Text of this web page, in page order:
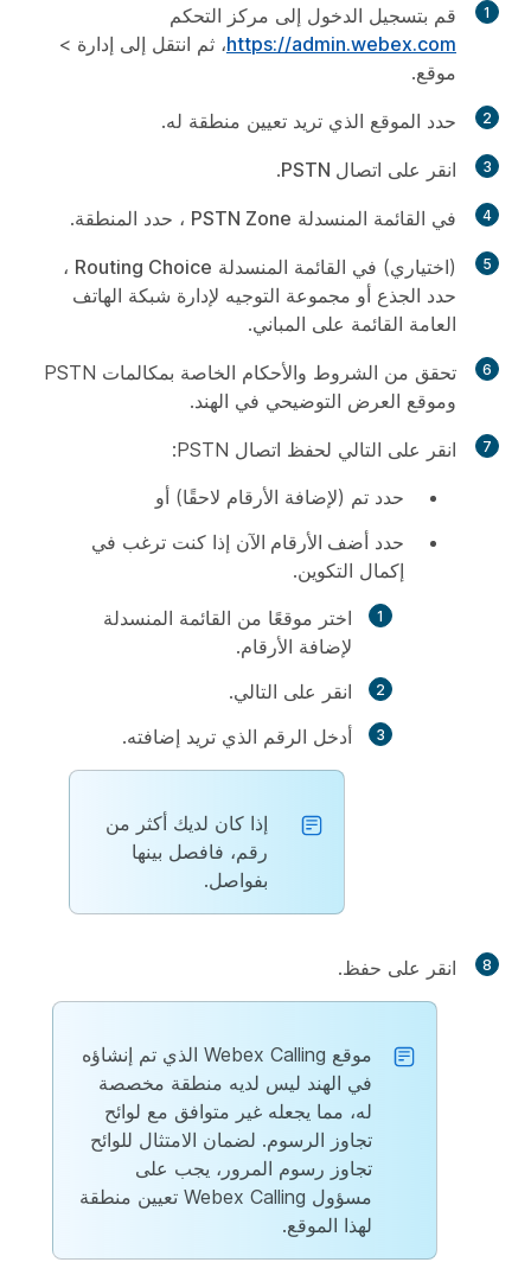
1
قم بتسجيل الدخول إلى مركز التحكم
https://admin.webex.com، ثم انتقل إلى إدارة >
موقع.
2 حدد الموقع الذي تريد تعيين منطقة له.
3 انقر على اتصال PSTN .
4 في القائمة المنسدلة PSTN Zone ، حدد المنطقة.
5 (اختياري) في القائمة المنسدلة Routing Choice ،
حدد الجذع أو مجموعة التوجيه لإدارة شبكة الهاتف
العامة القائمة على المباني.
6
تحقق من الشروط والأحكام الخاصة بمكالمات PSTN
وموقع العرض التوضيحي في الهند.
7 انقر على التالي لحفظ اتصال PSTN:
حدد تم (لإضافة الأرقام لاحقًا) أو
حدد أضف الأرقام الآن إذا كنت ترغب في
إكمال التكوين.
اختر موقعًا من القائمة المنسدلة
لإضافة الأرقام.
انقر على التالي.
أدخل الرقم الذي تريد إضافته.
إذا كان لديك أكثر من
رقم، فافصل بينها
بفواصل.
8 انقر على حفظ.
موقع Webex Calling الذي تم إنشاؤه
في الهند ليس لديه منطقة مخصصة
له، مما يجعله غير متوافق مع لوائح
تجاوز الرسوم. لضمان الامتثال للوائح
تجاوز رسوم المرور، يجب على
مسؤول Webex Calling تعيين منطقة
لهذا الموقع.